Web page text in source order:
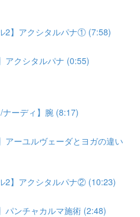
2】アクシタルパナ① (7:58)
アクシタルパナ (0:55)
ナーディ】腕 (8:17)
アーユルヴェーダとヨガの違い
2】アクシタルパナ② (10:23)
パンチャカルマ施術 (2:48)